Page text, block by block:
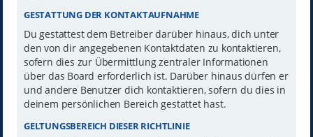
GESTATTUNG DER KONTAKTAUFNAHME
Du gestattest dem Betreiber darüber hinaus, dich unter
den von dir angegebenen Kontaktdaten zu kontaktieren,
sofern dies zur Übermittlung zentraler Informationen
über das Board erforderlich ist. Darüber hinaus dürfen er
und andere Benutzer dich kontaktieren, sofern du dies in
deinem persönlichen Bereich gestattet hast.
GELTUNGSBEREICH DIESER RICHTLINIE